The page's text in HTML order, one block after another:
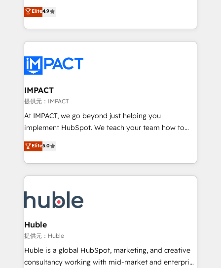
team of 100+ experts is ready for you! Driving digital
growth | www.brightdigital.com
Simple pay-as-you-go plans that accelerate value...
1️⃣ Set Up | Onboarding New or Check-fixing existing
HubSpot portals 2️⃣ Scale Up | 100% HubSpot Task
Execution... Global 24/7 ... All Experts 3️⃣ Integrate |
Slash months from your API Integration project... ⬅️
Click "Contact Business" ⬅️ to access 150+ Kickstart
Integration templates that put HubSpot in the center
of your tech stack, syncing... 🛍️ Shopify or
WooCommerce 💲 Stripe or Paypal 💰 Sage or
Netsuite 🤖 Google or Microsoft ✍️ DocuSign or
the rare Advanced "Custom Integrations"
Accreditation, securely sync data across... 🔄 any
new HubSpot portal with Advanced Website and
CRM Migrations using our in-house "HubScrub" Tool.
Elite4.9
IMPACT
提供元：IMPACT
At IMPACT, we go beyond just helping you
implement HubSpot. We teach your team how to
master it. As the creators of the Endless Customers
System™ (the next evolution of They Ask, You
Answer), we’re the only HubSpot partner built
entirely around coaching and training. That means
skills, processes, and internal team you need to
attract the right buyers, close deals faster, and grow
without outside dependencies. You’ll learn how to: •
Set up, audit, and organize your HubSpot portal •
Get your sales team fully using HubSpot • Track
pipeline and revenue across the entire buyer journey
Elite5.0
Huble
提供元：Huble
Huble is a global HubSpot, marketing, and creative
consultancy working with mid-market and enterprise